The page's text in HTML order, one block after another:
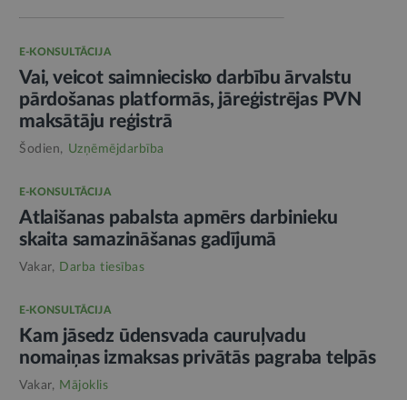
E-KONSULTĀCIJA
Vai, veicot saimniecisko darbību ārvalstu
pārdošanas platformās, jāreģistrējas PVN
maksātāju reģistrā
Šodien, Uzņēmējdarbība
E-KONSULTĀCIJA
Atlaišanas pabalsta apmērs darbinieku
skaita samazināšanas gadījumā
Vakar, Darba tiesības
E-KONSULTĀCIJA
Kam jāsedz ūdensvada cauruļvadu
nomaiņas izmaksas privātās pagraba telpās
Vakar, Mājoklis